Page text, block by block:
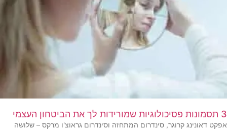
3 תסמונות פסיכולוגיות שמורידות לך את הביטחון העצמי
אפקט דאונינג קרוגר, סינדרום המתחזה וסינדרום גראוצ'ו מרקס – שלושה